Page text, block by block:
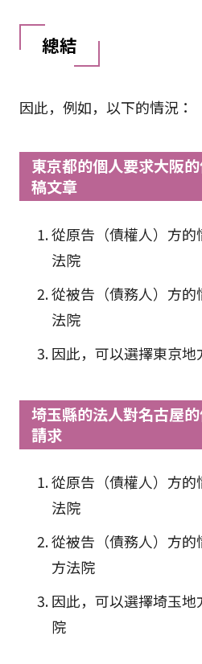
總結
因此，例如，以下的情況：
東京都的個人要求大阪
稿文章
從原告（債權人）方
法院
從被告（債務人）方
法院
因此，可以選擇東京
埼玉縣的法人對名古屋
請求
從原告（債權人）方
法院
從被告（債務人）方
方法院
因此，可以選擇埼玉
院